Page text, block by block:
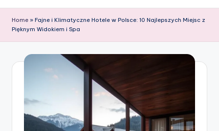
Home » Fajne i Klimatyczne Hotele w Polsce: 10 Najlepszych Miejsc z
Pięknym Widokiem i Spa